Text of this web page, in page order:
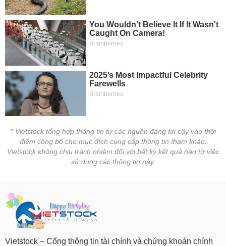
* Vietstock tổng hợp thông tin từ các nguồn đáng tin cậy vào thời
điểm công bố cho mục đích cung cấp thông tin tham khảo.
Vietstock không chịu trách nhiệm đối với bất kỳ kết quả nào từ việc
sử dụng các thông tin này.
Vietstock – Cổng thông tin tài chính và chứng khoán chính